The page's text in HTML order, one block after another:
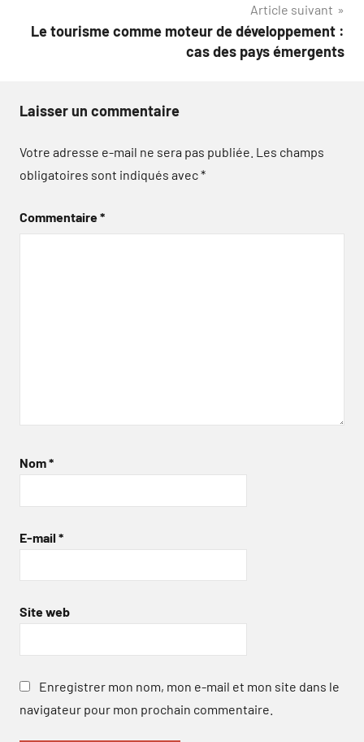
Article suivant
Le tourisme comme moteur de développement :
cas des pays émergents
Laisser un commentaire
Votre adresse e-mail ne sera pas publiée. Les champs
obligatoires sont indiqués avec*
Commentaire*
Nom*
E-mail *
Site web
Enregistrer mon nom, mon e-mail et mon site dans le
navigateur pour mon prochain commentaire.